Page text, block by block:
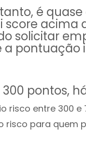
é
score acima
solicitar
a pontuação
300 pontos,
risco entre 300 e
risco para quem